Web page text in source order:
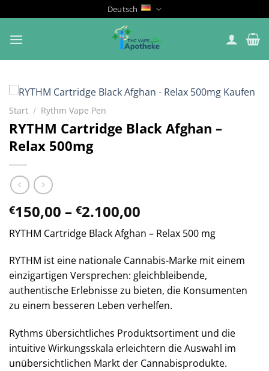
Inhalt
springen
Deutsch
Start / Rythm Vape Pen
RYTHM Cartridge Black Afghan –
Relax 500mg
€150,00 – €2.100,00
€150,00
bis
€2.100,00
RYTHM Cartridge Black Afghan – Relax 500 mg
RYTHM ist eine nationale Cannabis-Marke mit einem
einzigartigen Versprechen: gleichbleibende,
authentische Erlebnisse zu bieten, die Konsumenten
zu einem besseren Leben verhelfen.
Rythms übersichtliches Produktsortiment und die
intuitive Wirkungsskala erleichtern die Auswahl im
unübersichtlichen Markt der Cannabisprodukte.